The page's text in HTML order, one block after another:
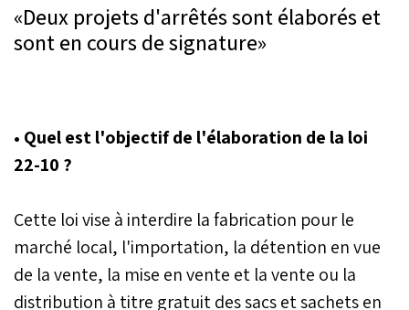
«Deux projets d'arrêtés sont élaborés et
sont en cours de signature»
• Quel est l'objectif de l'élaboration de la loi
22-10 ?
Cette loi vise à interdire la fabrication pour le
marché local, l'importation, la détention en vue
de la vente, la mise en vente et la vente ou la
distribution à titre gratuit des sacs et sachets en